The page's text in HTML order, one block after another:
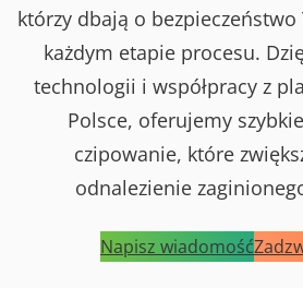
którzy dbają o
każdym etapie procesu.
technologii i współpracy z
Polsce, oferujemy
czipowanie, które
odnalezienie
Napisz wiadomość